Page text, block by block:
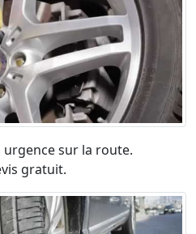
sur la route.
gratuit.